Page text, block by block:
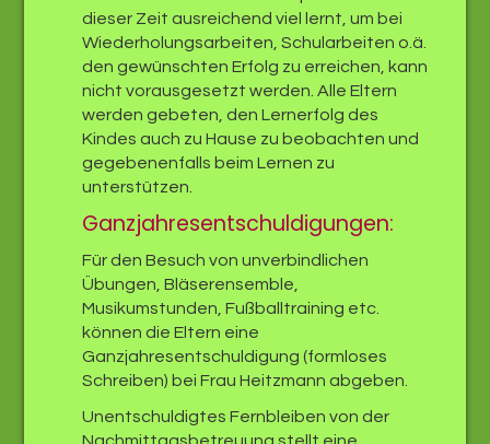
dieser Zeit ausreichend viel lernt, um bei
Wiederholungsarbeiten, Schularbeiten o.ä.
den gewünschten Erfolg zu erreichen, kann
nicht vorausgesetzt werden. Alle Eltern
werden gebeten, den Lernerfolg des
Kindes auch zu Hause zu beobachten und
gegebenenfalls beim Lernen zu
unterstützen.
Ganzjahresentschuldigungen:
Für den Besuch von unverbindlichen
Übungen, Bläserensemble,
Musikumstunden, Fußballtraining etc.
können die Eltern eine
Ganzjahresentschuldigung (formloses
Schreiben) bei Frau Heitzmann abgeben.
Unentschuldigtes Fernbleiben von der